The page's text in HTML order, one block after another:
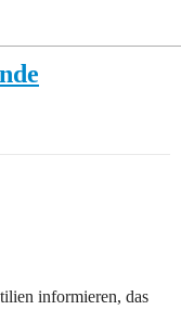
informieren, das